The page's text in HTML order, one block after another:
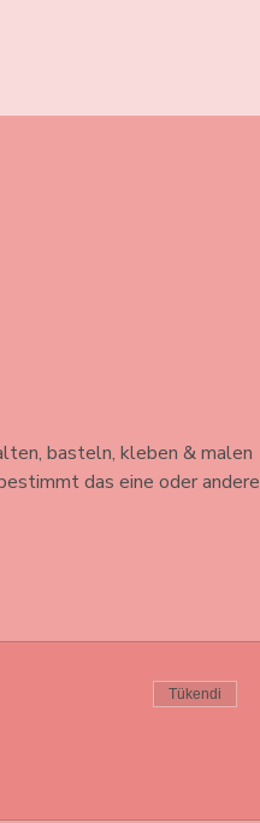
basteln, kleben & malen
das eine oder andere
Tükendi